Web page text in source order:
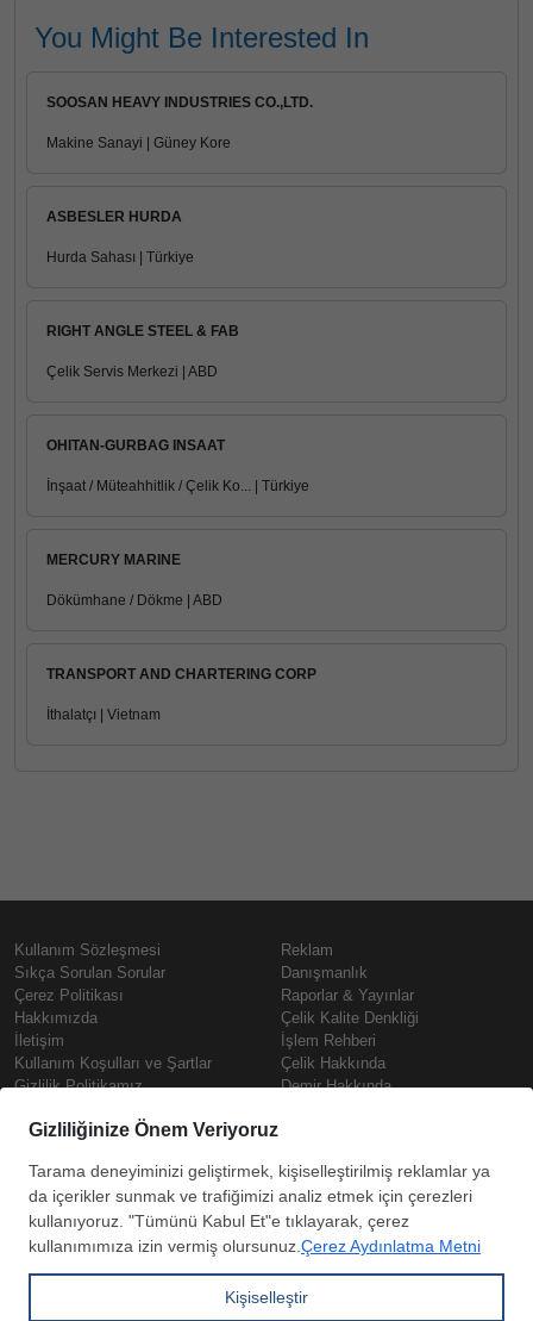
You Might Be Interested In
SOOSAN HEAVY INDUSTRIES CO.,LTD.
Makine Sanayi | Güney Kore
ASBESLER HURDA
Hurda Sahası | Türkiye
RIGHT ANGLE STEEL & FAB
Çelik Servis Merkezi | ABD
OHITAN-GURBAG INSAAT
İnşaat / Müteahhitlik / Çelik Ko... | Türkiye
MERCURY MARINE
Dökümhane / Dökme | ABD
TRANSPORT AND CHARTERING CORP
İthalatçı | Vietnam
Kullanım Sözleşmesi
Sıkça Sorulan Sorular
Çerez Politikası
Hakkımızda
İletişim
Kullanım Koşulları ve Şartlar
Gizlilik Politikamız
Prime
Reklam
Danışmanlık
Raporlar & Yayınlar
Çelik Kalite Denkliği
İşlem Rehberi
Çelik Hakkında
Demir Hakkında
Çelik Fiyatları
Demir Fiyatları
Güncel Hurda Fiyatları
Copyright © SteelOrbis Elektronik
Tüm hakları saklıdır